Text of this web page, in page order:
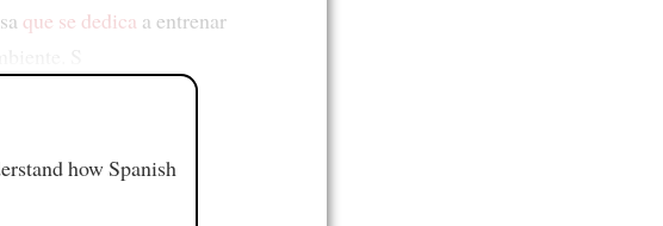
que se dedica a entrenar
how Spanish